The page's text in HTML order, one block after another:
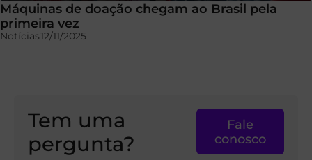
Máquinas de doação chegam ao Brasil pela
primeira vez
Notícias12/11/2025
Tem uma
pergunta?
Fale
conosco